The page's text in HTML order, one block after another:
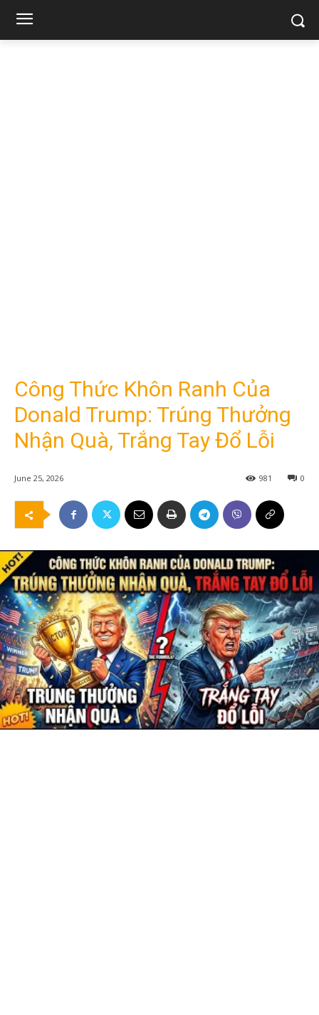
Công Thức Khôn Ranh Của
Donald Trump: Trúng Thưởng
Nhận Quà, Trắng Tay Đổ Lỗi
June 25, 2026 0
981